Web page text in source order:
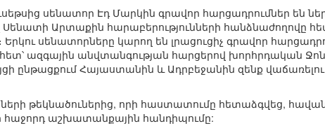
սենատոր Էդ Մարկին գրավոր հարցադրումներ են
Արտաքին հարաբերությունների հանձնաժողովը
սենատորները կարող են լրացուցիչ գրավոր
ազգային անվտանգության հարցերով խորհրդական Ջոն
ընթացքում Հայաստանին և Ադրբեջանին զենք
թեկնածուներից, որի հաստատումը հետաձգվեց,
հաջորդ աշխատանքային հանդիպումը: